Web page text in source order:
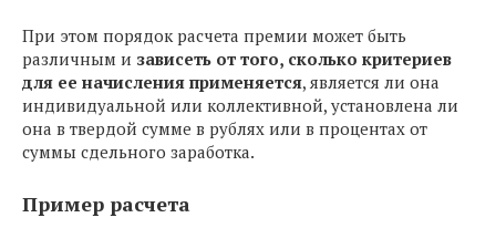
При этом порядок расчета премии может быть
различным и зависеть от того, сколько критериев
для ее начисления применяется, является ли она
индивидуальной или коллективной, установлена ли
она в твердой сумме в рублях или в процентах от
суммы сдельного заработка.
Пример расчета